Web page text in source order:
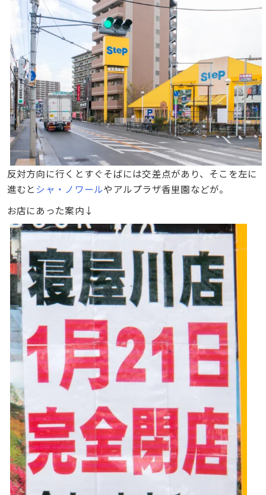
反対方向に行くとすぐそばには交差点があり、そこを左に
進むと シャ・ノワールやアルプラザ香里園などが。
お店にあった案内↓